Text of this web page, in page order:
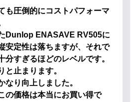
も圧倒的にコストパフォーマ
Dunlop ENASAVE RV505に
安定性は落ちますが、それで
分すぎるほどのレベルです。
と止まります。
なり向上しました。
の価格は本当にお買い得で